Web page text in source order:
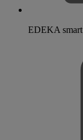
EDEKA smart